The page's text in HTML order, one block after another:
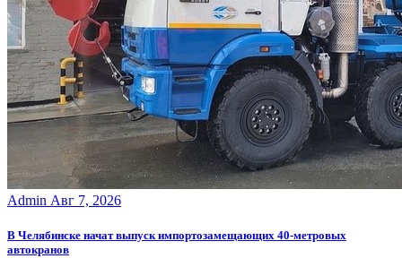
Admin Авг 7, 2026
В Челябинске начат выпуск импортозамещающих 40-метровых
автокранов